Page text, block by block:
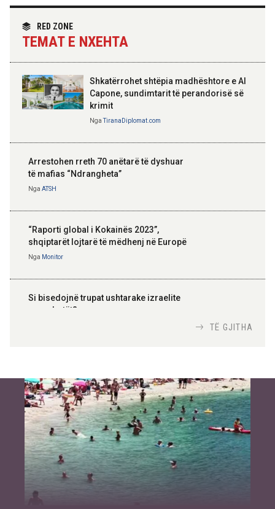
partneritetit strategjik
RED ZONE
TEMAT E NXEHTA
Shkatërrohet shtëpia madhështore e Al
Capone, sundimtarit të perandorisë së
krimit
NgaTiranaDiplomat.com
Arrestohen rreth 70 anëtarë të dyshuar
të mafias “Ndrangheta”
Nga ATSH
“Raporti global i Kokainës 2023”,
shqiptarët lojtarë të mëdhenj në Europë
Nga Monitor
Si bisedojnë trupat ushtarake izraelite
me robotët?
inteligjente izraelite
NgaOr Shalom
TË GJITHA